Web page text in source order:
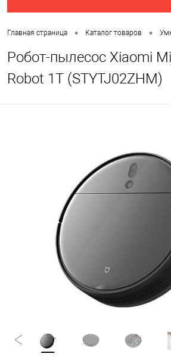
Главная страница • Каталог товаров •
Робот-пылесос Xiaomi
Robot 1T (STYTJ02ZHM)